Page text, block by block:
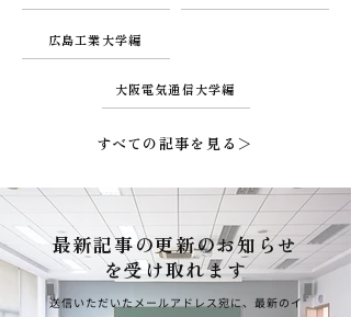
広島工業大学編
大阪電気通信大学編
すべての記事を見る＞
最新記事の更新のお知らせ
を受け取れます
送信いただいたメールアドレス宛に、最新のイ